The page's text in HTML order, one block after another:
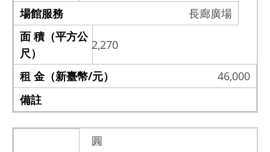
長廊廣場
2,270
46,000
圓